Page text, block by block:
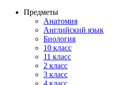
Предметы
Анатомия
Английский язык
Биология
10 класс
11 класс
2 класс
3 класс
4 класс